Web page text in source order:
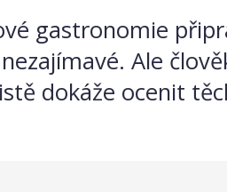
gastronomie
Ale
dokáže ocenit